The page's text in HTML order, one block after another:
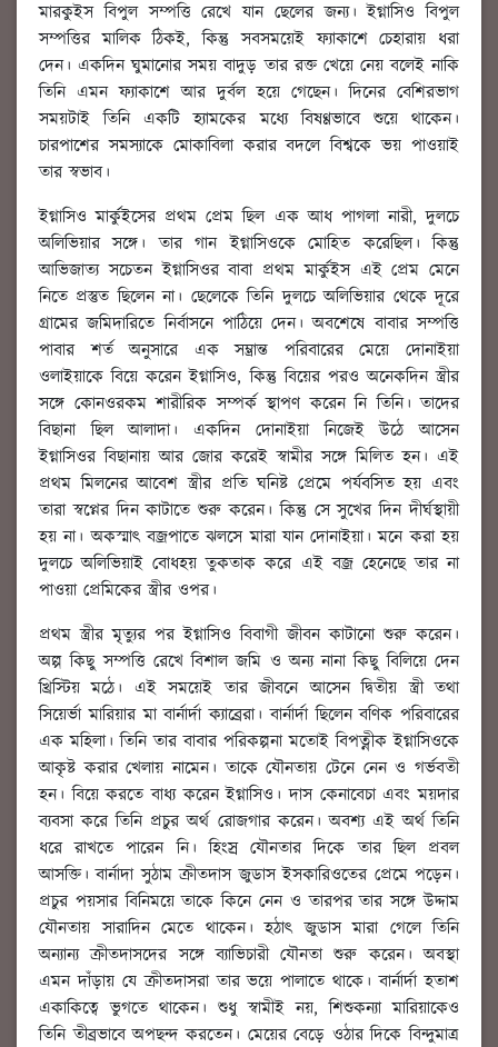
মারকুইস বিপুল সম্পত্তি রেখে যান ছেলের জন্য। ইগ্নাসিও বিপুল
সম্পত্তির মালিক ঠিকই, কিন্তু সবসময়েই ফ্যাকাশে চেহারায় ধরা
দেন। একদিন ঘুমানোর সময় বাদুড় তার রক্ত খেয়ে নেয় বলেই নাকি
তিনি এমন ফ্যাকাশে আর দুর্বল হয়ে গেছেন। দিনের বেশিরভাগ
সময়টাই তিনি একটি হ্যামকের মধ্যে বিষণ্ণভাবে শুয়ে থাকেন।
চারপাশের সমস্যাকে মোকাবিলা করার বদলে বিশ্বকে ভয় পাওয়াই
তার স্বভাব।
ইগ্নাসিও মার্কুইসের প্রথম প্রেম ছিল এক আধ পাগলা নারী, দুলচে
অলিভিয়ার সঙ্গে। তার গান ইগ্নাসিওকে মোহিত করেছিল। কিন্তু
আভিজাত্য সচেতন ইগ্নাসিওর বাবা প্রথম মার্কুইস এই প্রেম মেনে
নিতে প্রস্তুত ছিলেন না। ছেলেকে তিনি দুলচে অলিভিয়ার থেকে দূরে
গ্রামের জমিদারিতে নির্বাসনে পাঠিয়ে দেন। অবশেষে বাবার সম্পত্তি
পাবার শর্ত অনুসারে এক সম্ভ্রান্ত পরিবারের মেয়ে দোনাইয়া
ওলাইয়াকে বিয়ে করেন ইগ্নাসিও, কিন্তু বিয়ের পরও অনেকদিন স্ত্রীর
সঙ্গে কোনওরকম শারীরিক সম্পর্ক স্থাপণ করেন নি তিনি। তাদের
বিছানা ছিল আলাদা। একদিন দোনাইয়া নিজেই উঠে আসেন
ইগ্নাসিওর বিছানায় আর জোর করেই স্বামীর সঙ্গে মিলিত হন। এই
প্রথম মিলনের আবেশ স্ত্রীর প্রতি ঘনিষ্ট প্রেমে পর্যবসিত হয় এবং
তারা স্বপ্নের দিন কাটাতে শুরু করেন। কিন্তু সে সুখের দিন দীর্ঘস্থায়ী
হয় না। অকস্মাৎ বজ্রপাতে ঝলসে মারা যান দোনাইয়া। মনে করা হয়
দুলচে অলিভিয়াই বোধহয় তুকতাক করে এই বজ্র হেনেছে তার না
পাওয়া প্রেমিকের স্ত্রীর ওপর।
প্রথম স্ত্রীর মৃত্যুর পর ইগ্নাসিও বিবাগী জীবন কাটানো শুরু করেন।
অল্প কিছু সম্পত্তি রেখে বিশাল জমি ও অন্য নানা কিছু বিলিয়ে দেন
খ্রিস্টিয় মঠে। এই সময়েই তার জীবনে আসেন দ্বিতীয় স্ত্রী তথা
সিয়ের্ভা মারিয়ার মা বার্নার্দা ক্যাব্রেরা। বার্নার্দা ছিলেন বণিক পরিবারের
এক মহিলা। তিনি তার বাবার পরিকল্পনা মতোই বিপত্নীক ইগ্নাসিওকে
আকৃষ্ট করার খেলায় নামেন। তাকে যৌনতায় টেনে নেন ও গর্ভবতী
হন। বিয়ে করতে বাধ্য করেন ইগ্নাসিও। দাস কেনাবেচা এবং ময়দার
ব্যবসা করে তিনি প্রচুর অর্থ রোজগার করেন। অবশ্য এই অর্থ তিনি
ধরে রাখতে পারেন নি। হিংস্র যৌনতার দিকে তার ছিল প্রবল
আসক্তি। বার্নাদা সুঠাম ক্রীতদাস জুডাস ইসকারিওতের প্রেমে পড়েন।
প্রচুর পয়সার বিনিময়ে তাকে কিনে নেন ও তারপর তার সঙ্গে উদ্দাম
যৌনতায় সারাদিন মেতে থাকেন। হঠাৎ জুডাস মারা গেলে তিনি
অন্যান্য ক্রীতদাসদের সঙ্গে ব্যাভিচারী যৌনতা শুরু করেন। অবস্থা
এমন দাঁড়ায় যে ক্রীতদাসরা তার ভয়ে পালাতে থাকে। বার্নার্দা হতাশ
একাকিত্বে ভুগতে থাকেন। শুধু স্বামীই নয়, শিশুকন্যা মারিয়াকেও
তিনি তীব্রভাবে অপছন্দ করতেন। মেয়ের বেড়ে ওঠার দিকে বিন্দুমাত্র